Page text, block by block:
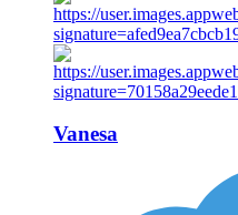
Vanesa